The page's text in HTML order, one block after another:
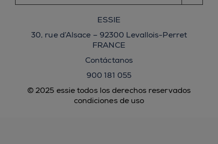
© 2025 essie todos los derechos reservados
condiciones de uso
ESSIE
30, rue d’Alsace – 92300 Levallois-Perret
FRANCE
Contáctanos
900 181 055